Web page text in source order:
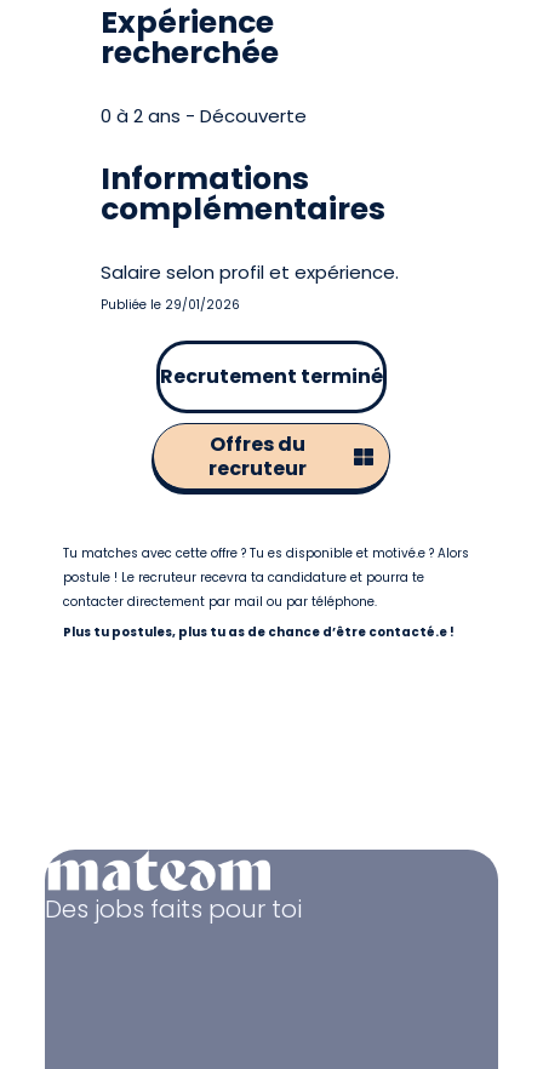
Expérience
recherchée
0 à 2 ans - Découverte
Informations
complémentaires
Salaire selon profil et expérience.
Publiée le 29/01/2026
Recrutement terminé
Offres du
recruteur
Tu matches avec cette offre ? Tu es disponible et motivé.e ? Alors
postule ! Le recruteur recevra ta candidature et pourra te
contacter directement par mail ou par téléphone.
Plus tu postules, plus tu as de chance d’être contacté.e !
Des jobs faits pour toi